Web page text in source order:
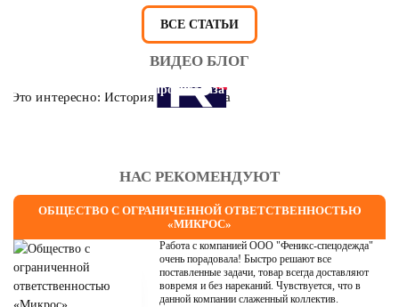
ВСЕ СТАТЬИ
ВИДЕО БЛОГ
Это интересно: История противогаза
НАС РЕКОМЕНДУЮТ
ОБЩЕСТВО С ОГРАНИЧЕННОЙ ОТВЕТСТВЕННОСТЬЮ
«МИКРОС»
Работа с компанией ООО "Феникс-спецодежда"
очень порадовала! Быстро решают все
поставленные задачи, товар всегда доставляют
вовремя и без нареканий. Чувствуется, что в
данной компании слаженный коллектив.